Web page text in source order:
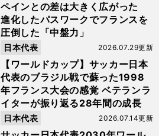
ペインとの差は大きく広がった
進化したパスワークでフランスを
圧倒した「中盤力」
【ワールドカップ】サッカー日本
代表のブラジル戦で蘇った1998
年フランス大会の感覚 ベテランラ
イターが振り返る28年間の成長
2026.07.29更新
日本代表
2026.07.14更新
日本代表